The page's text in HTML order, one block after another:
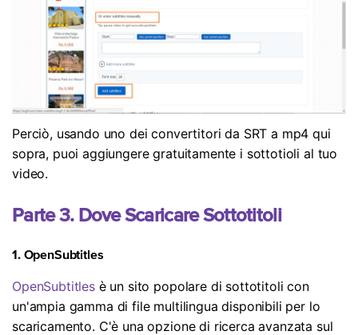
Perciò, usando uno dei convertitori da SRT a mp4 qui
sopra, puoi aggiungere gratuitamente i sottotioli al tuo
video.
Parte 3. Dove Scaricare Sottotitoli
1. OpenSubtitles
OpenSubtitlesè un sito popolare di sottotitoli con
un'ampia gamma di file multilingua disponibili per lo
scaricamento. C'è una opzione di ricerca avanzata sul